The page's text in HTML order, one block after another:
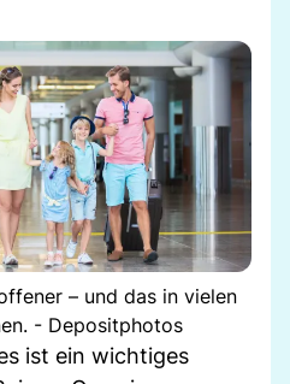
– und das in vielen
- Depositphotos
ist ein wichtiges